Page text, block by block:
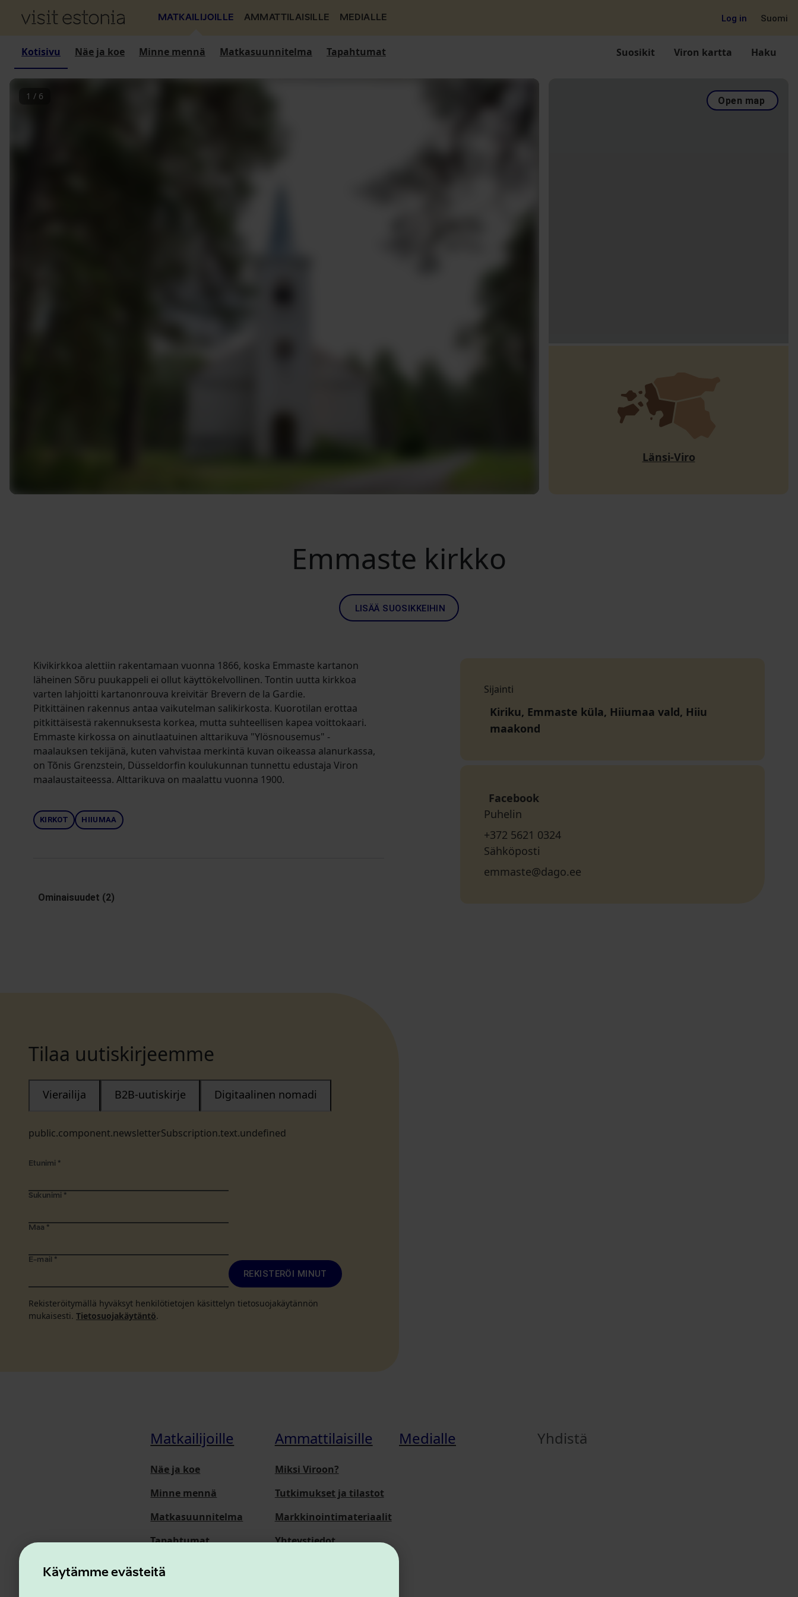
Käytämme evästeitä
MATKAILIJOILLE AMMATTILAISILLE MEDIALLE Log in Suomi
Kotisivu Näe ja koe Minne mennä Matkasuunnitelma Tapahtumat Suosikit Viron kartta Haku
1 / 6 Open map
Länsi-Viro
Emmaste kirkko
LISÄÄ SUOSIKKEIHIN
Kivikirkkoa alettiin rakentamaan vuonna 1866, koska Emmaste kartanon
läheinen Sõru puukappeli ei ollut käyttökelvollinen. Tontin uutta kirkkoa
varten lahjoitti kartanonrouva kreivitär Brevern de la Gardie.
Pitkittäinen rakennus antaa vaikutelman salikirkosta. Kuorotilan erottaa
pitkittäisestä rakennuksesta korkea, mutta suhteellisen kapea voittokaari.
Emmaste kirkossa on ainutlaatuinen alttarikuva "Ylösnousemus" -
maalauksen tekijänä, kuten vahvistaa merkintä kuvan oikeassa alanurkassa,
on Tõnis Grenzstein, Düsseldorfin koulukunnan tunnettu edustaja Viron
maalaustaiteessa. Alttarikuva on maalattu vuonna 1900.
KIRKOT HIIUMAA
Ominaisuudet (2)
Sijainti
Kiriku, Emmaste küla, Hiiumaa vald, Hiiu
maakond
Facebook
Puhelin
+372 5621 0324
Sähköposti
emmaste@dago.ee
Tilaa uutiskirjeemme
public.component.newsletterSubscription.text.undefined
Vierailija B2B-uutiskirje Digitaalinen nomadi
Etunimi *
Sukunimi *
Maa *
E-mail *
REKISTERÖI MINUT
Rekisteröitymällä hyväksyt henkilötietojen käsittelyn tietosuojakäytännön
mukaisesti. Tietosuojakäytäntö.
Matkailijoille
Näe ja koe
Minne mennä
Matkasuunnitelma
Tapahtumat
Meistä
Ammattilaisille
Miksi Viroon?
Tutkimukset ja tilastot
Markkinointimateriaalit
Yhteystiedot
Medialle Yhdistä